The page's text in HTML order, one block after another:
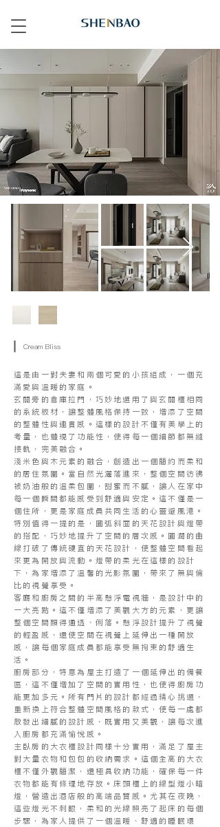
Cream Bliss
這是由一對夫妻和兩個可愛的小孩組成，一個充
滿愛與溫暖的家庭。
玄關旁的倉庫拉門，巧妙地選用了與玄關櫃相同
的系統板材，讓整體風格保持一致，增添了空間
的整體性與連貫感。這樣的設計不僅有美學上的
考量，也體現了功能性，使得每一個細節都無縫
接軌，完美融合。
淺米色與木元素的融合，創造出一個簡約而柔和
的居住氛圍。當自然光灑落進來，整個空間彷彿
被奶油般的溫柔包圍，甜蜜而不膩，讓人在家中
每一個瞬間都能感受到舒適與安定。這不僅是一
個住所，更是家庭成員共同生活的心靈避風港。
特別值得一提的是，圓弧斜面的天花設計與燈帶
的搭配，巧妙地提升了空間的層次感。圓潤的曲
線打破了傳統硬直的天花設計，使整體空間看起
來更為開放與流動。燈帶的柔光在這樣的設計
下，為家增添了溫馨的光影氛圍，帶來了無與倫
比的視覺享受。
客廳和廚房之間的半高懸浮電視牆，是設計中的
一大亮點。這不僅增添了美觀大方的元素，更讓
整個空間顯得通透、俐落。懸浮設計提升了視覺
的輕盈感，還使空間在視覺上延伸出一種開放
感，讓每個家庭成員都能享受無拘束的舒適生
活。
廚房部分，特意為屋主打造了一個延伸出的備餐
區，這不僅增加了空間的實用性，也使得廚房功
能更加多元。所有門片的設計都經過精心挑選，
重新換上符合整體空間風格的款式，使每一處都
散發出細膩的設計感，既實用又美觀，讓每次進
入廚房都充滿愉悅感。
主臥房的大衣櫃設計同樣十分實用，滿足了屋主
對大量衣物和包包的收納需求。這個全高的大衣
櫃不僅外觀簡潔，還極具收納功能，確保每一件
衣物都能有條理地存放。床頭櫃上的線型燈小暗
燈，營造出酒店般的高端品質感。尤其在夜晚，
這些燈光不刺眼，柔和的光線照亮了起床的每個
步驟，為家人提供了一個溫暖、舒適的睡眠環